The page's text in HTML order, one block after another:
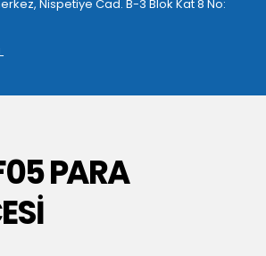
Nispetiye Cad. B-3 Blok Kat 8 No:
PARA